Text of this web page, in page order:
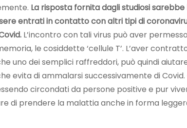
La risposta fornita dagli studiosi
entrati in contatto con altri tipi di
L’incontro con tali virus può aver
le cosiddette ‘cellule T’. L’aver
uno dei semplici raffreddori, può quindi
evita di ammalarsi successivamente di
circondati da persone positive e pur
di prendere la malattia anche in forma